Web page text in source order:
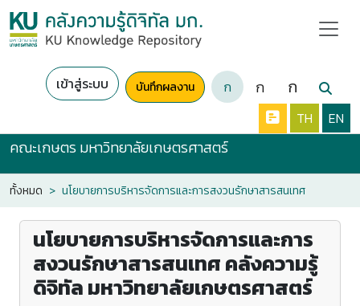
เข้าสู่ระบบ บันทึกผลงาน ก ก ก
TH EN
คณะเกษตร มหาวิทยาลัยเกษตรศาสตร์
ทั้งหมด นโยบายการบริหารจัดการและการสงวนรักษาสารสนเทศ
นโยบายการบริหารจัดการและการ
สงวนรักษาสารสนเทศ คลังความรู้
ดิจิทัล มหาวิทยาลัยเกษตรศาสตร์